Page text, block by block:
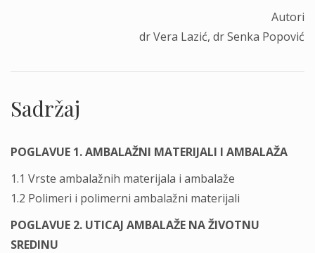
Autori
dr Vera Lazić, dr Senka Popović
Sadržaj
POGLAVUE 1. AMBALAŽNI MATERIJALI I AMBALAŽA
1.1 Vrste ambalažnih materijala i ambalaže
1.2 Polimeri i polimerni ambalažni materijali
POGLAVUE 2. UTICAJ AMBALAŽE NA ŽIVOTNU
SREDINU